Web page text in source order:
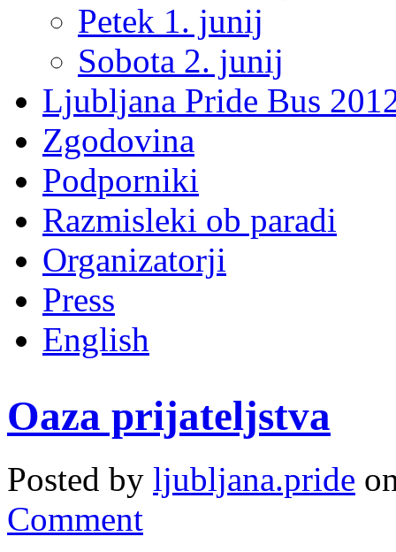
Petek 1. junij
Sobota 2. junij
Ljubljana Pride Bus
Zgodovina
Podporniki
Razmisleki ob paradi
Organizatorji
Press
English
Oaza prijateljstva
Posted by ljubljana.pride
Comment